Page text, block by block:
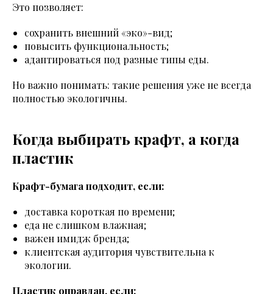
Это позволяет:
сохранить внешний «эко»-вид;
повысить функциональность;
адаптироваться под разные типы еды.
Но важно понимать: такие решения уже не всегда
полностью экологичны.
Когда выбирать крафт, а когда
пластик
Крафт-бумага подходит, если:
доставка короткая по времени;
еда не слишком влажная;
важен имидж бренда;
клиентская аудитория чувствительна к
экологии.
Пластик оправдан, если: